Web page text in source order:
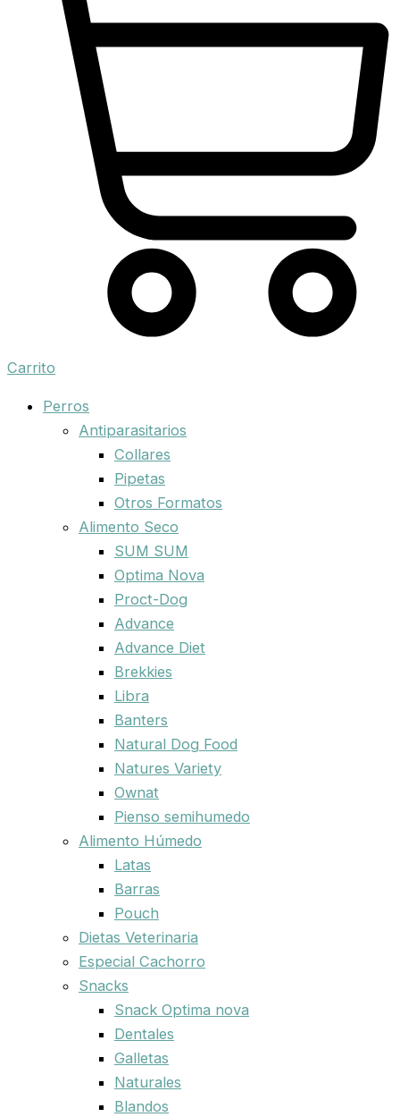
Carrito
Perros
Antiparasitarios
Collares
Pipetas
Otros Formatos
Alimento Seco
SUM SUM
Optima Nova
Proct-Dog
Advance
Advance Diet
Brekkies
Libra
Banters
Natural Dog Food
Natures Variety
Ownat
Pienso semihumedo
Alimento Húmedo
Latas
Barras
Pouch
Dietas Veterinaria
Especial Cachorro
Snacks
Snack Optima nova
Dentales
Galletas
Naturales
Blandos